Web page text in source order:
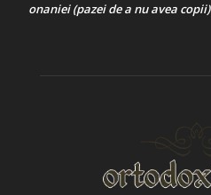
onaniei (pazei de a nu avea copii)